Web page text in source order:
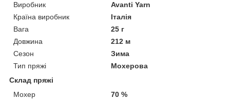
Виробник
Avanti Yarn
Країна виробник
Італія
Вага
25 г
Довжина
212 м
Сезон
Зима
Тип пряжі
Мохерова
Склад пряжі
Мохер
70 %